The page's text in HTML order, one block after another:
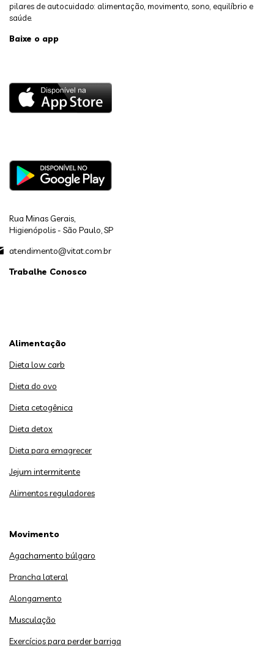
pilares de autocuidado: alimentação, movimento, sono, equilíbrio e
saúde.
Baixe o app
Rua Minas Gerais,
Higienópolis - São Paulo, SP
atendimento@vitat.com.br
Trabalhe Conosco
Alimentação
Dieta low carb
Dieta do ovo
Dieta cetogênica
Dieta detox
Dieta para emagrecer
Jejum intermitente
Alimentos reguladores
Movimento
Agachamento búlgaro
Prancha lateral
Alongamento
Musculação
Exercícios para perder barriga